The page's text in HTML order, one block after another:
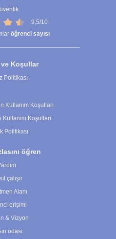
9,5/10
öğrenci sayısı
Koşullar
Politikası
Kullanım Koşulları
Koşulları
Politikası
öğren
çalışır
Alanı
erişimi
& Vizyon
odası